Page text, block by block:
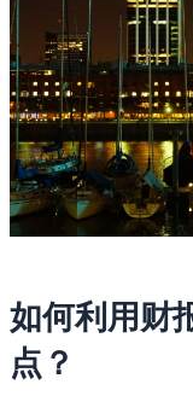
如何利用财
点？